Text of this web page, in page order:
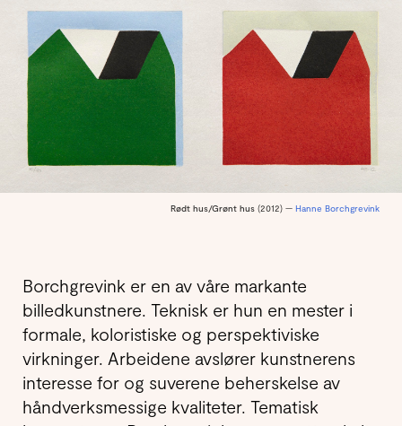
Rødt hus/Grønt hus (2012) — Hanne Borchgrevink
Borchgrevink er en av våre markante
billedkunstnere. Teknisk er hun en mester i
formale, koloristiske og perspektiviske
virkninger. Arbeidene avslører kunstnerens
interesse for og suverene beherskelse av
håndverksmessige kvaliteter. Tematisk